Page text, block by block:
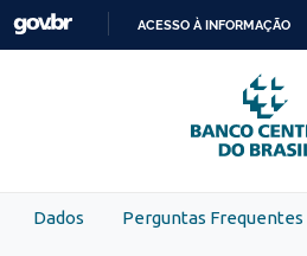
Skip to main content
PARA
O
ACESSO À INFORMAÇÃO
Dados Perguntas Frequentes